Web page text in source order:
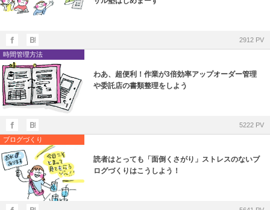
2912 PV
時間管理方法
わあ、超便利！作業が3倍効率アップオーダー管理
や委託店の書類整理をしよう
5222 PV
ブログづくり
読者はとっても「面倒くさがり」ストレスのないブ
ログづくりはこうしよう！